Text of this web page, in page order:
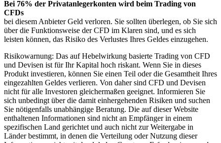
Bei 76% der Privatanlegerkonten wird beim Trading von
CFDs
bei diesem Anbieter Geld verloren. Sie sollten überlegen, ob Sie sich
über die Funktionsweise der CFD im Klaren sind, und es sich
leisten können, das Risiko des Verlustes Ihres Geldes einzugehen.
Risikowarnung: Das auf Hebelwirkung basierte Trading von CFD
und Devisen ist für Ihr Kapital hoch riskant. Wenn Sie in dieses
Produkt investieren, können Sie einen Teil oder die Gesamtheit Ihres
eingezahlten Geldes verlieren. Von daher sind CFD und Devisen
nicht für alle Investoren gleichermaßen geeignet. Informieren Sie
sich unbedingt über die damit einhergehenden Risiken und suchen
Sie nötigenfalls unabhängige Beratung. Die auf dieser Website
enthaltenen Informationen sind nicht an Empfänger in einem
spezifischen Land gerichtet und auch nicht zur Weitergabe in
Länder bestimmt, in denen die Verteilung oder Nutzung dieser